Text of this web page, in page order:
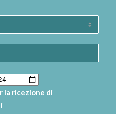
la ricezione di